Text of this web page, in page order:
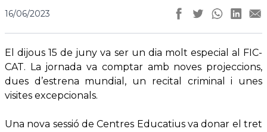
16/06/2023
El dijous 15 de juny va ser un dia molt especial al FIC-
CAT. La jornada va comptar amb noves projeccions,
dues d’estrena mundial, un recital criminal i unes
visites excepcionals.
Una nova sessió de Centres Educatius va donar el tret